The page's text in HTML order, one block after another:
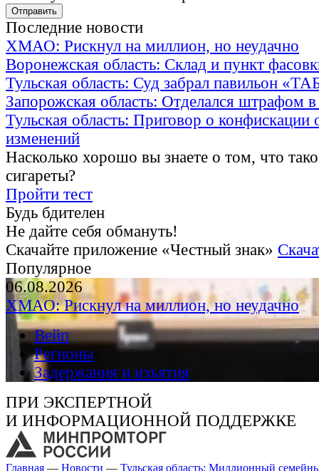
Последние новости
ХМАО: Рискнул на миллион, но неудачно
Воронежская область: Склад и пункт
Тульская область: Суд забрал павильон
Запорожская область: Отделался штрафом
Тульская область: Приговор о конфискации
изменений
Насколько хорошо вы знаете о том, что
сигареты?
Пройти тест
Будь бдителен
Не дайте себя обмануть!
Скачайте приложение «Честный знак»
Популярное
06.08.2026
ХМАО: Рискнул на миллион, но неудачно
Вейп
Регионы
Задержания и изъятия
ПРИ ЭКСПЕРТНОЙ
И ИНФОРМАЦИОННОЙ ПОДДЕРЖКЕ
Главная — Новости — Тульская область: Миллионный